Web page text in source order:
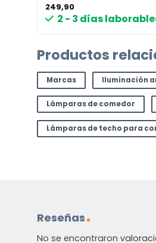
249,90
2 - 3 días
Productos
Marcas Iluminación
Lámparas de comedor
Lámparas de techo para
Reseñas
No se encontraron